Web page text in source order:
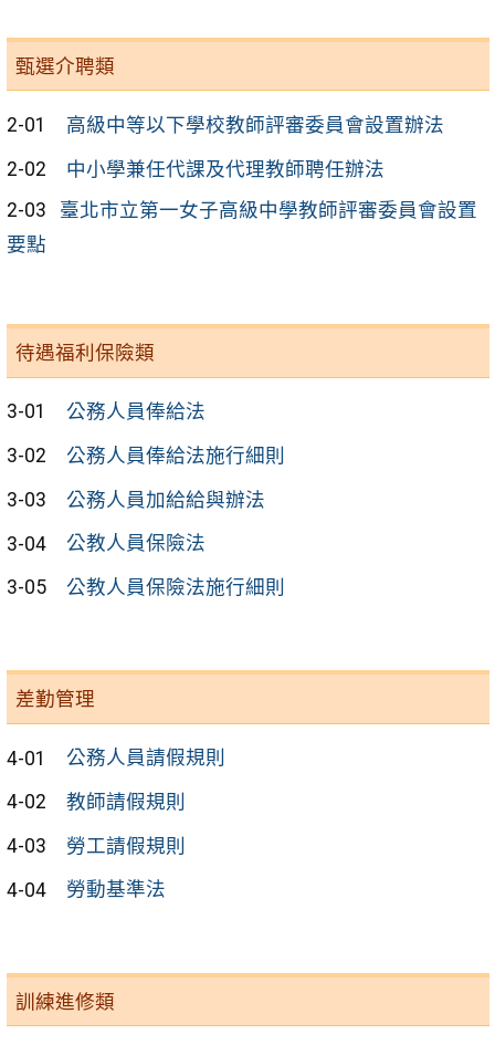
甄選介聘類
2-01 高級中等以下學校教師評審委員會設置辦法
2-02 中小學兼任代課及代理教師聘任辦法
2-03 臺北市立第一女子高級中學教師評審委員會設置
要點
待遇福利保險類
3-01 公務人員俸給法
3-02 公務人員俸給法施行細則
3-03 公務人員加給給與辦法
3-04 公教人員保險法
3-05 公教人員保險法施行細則
差勤管理
4-01 公務人員請假規則
4-02 教師請假規則
4-03 勞工請假規則
4-04 勞動基準法
訓練進修類